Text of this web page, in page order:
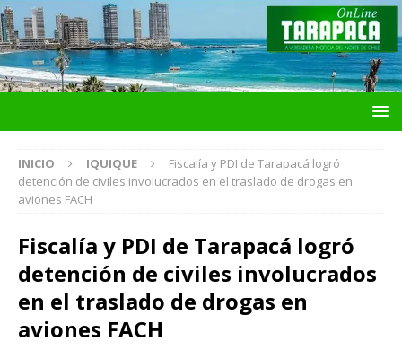
INICIO IQUIQUE
Fiscalía y PDI de Tarapacá logró
detención de civiles involucrados en el traslado de drogas en
aviones FACH
Fiscalía y PDI de Tarapacá logró
detención de civiles involucrados
en el traslado de drogas en
aviones FACH